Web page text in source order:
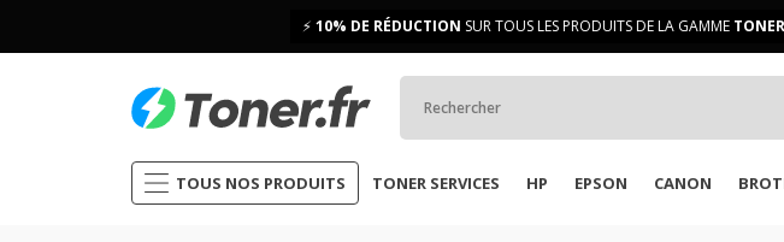
⚡ 10% DE RÉDUCTION SUR TOUS LES PRODUITS DE LA GAMME
TOUS NOS PRODUITS TONER SERVICES HP EPSON CANON